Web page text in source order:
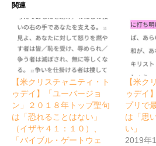
関連
【米クリスチャニティ・ト
ゥデイ】「ユーバージョ
ン」２０１８年トップ聖句
は「恐れることはない」
（イザヤ４１：１０）、
「バイブル・ゲートウェ
【米ク
ゥデイ
プリで
は「思
い」
2019年